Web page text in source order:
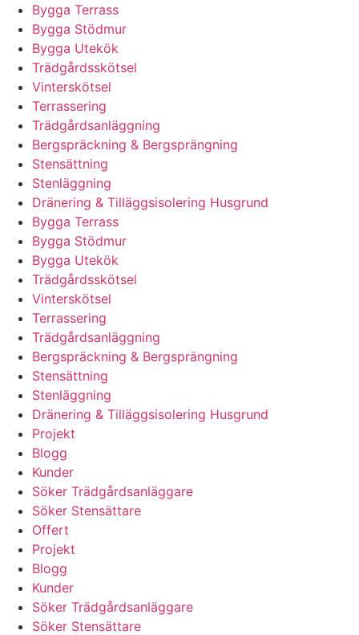
Bygga Terrass
Bygga Stödmur
Bygga Utekök
Trädgårdsskötsel
Vinterskötsel
Terrassering
Trädgårdsanläggning
Bergspräckning & Bergsprängning
Stensättning
Stenläggning
Dränering & Tilläggsisolering Husgrund
Bygga Terrass
Bygga Stödmur
Bygga Utekök
Trädgårdsskötsel
Vinterskötsel
Terrassering
Trädgårdsanläggning
Bergspräckning & Bergsprängning
Stensättning
Stenläggning
Dränering & Tilläggsisolering Husgrund
Projekt
Blogg
Kunder
Söker Trädgårdsanläggare
Söker Stensättare
Offert
Projekt
Blogg
Kunder
Söker Trädgårdsanläggare
Söker Stensättare